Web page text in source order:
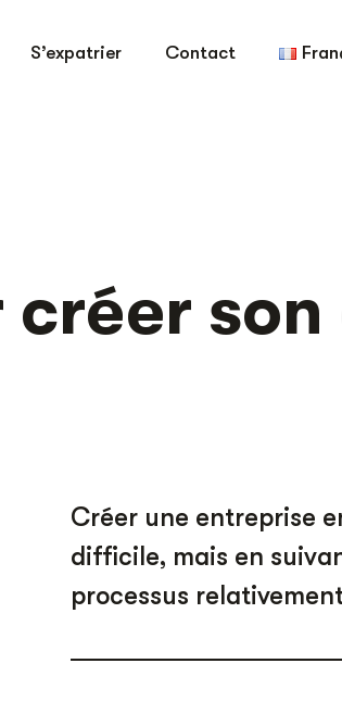
S’expatrier Contact
Créer une entreprise
difficile, mais en
processus